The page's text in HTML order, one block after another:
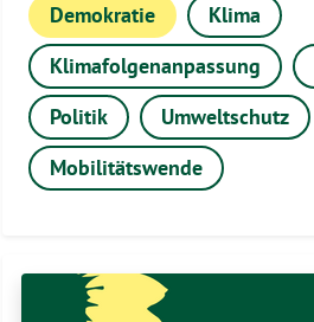
Demokratie
Klima
Klimafolgenanpassung
Politik
Umweltschutz
Mobilitätswende